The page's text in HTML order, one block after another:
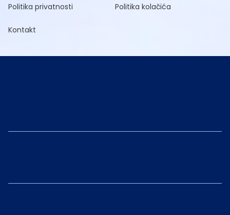
Politika privatnosti Politika kolačića
Kontakt